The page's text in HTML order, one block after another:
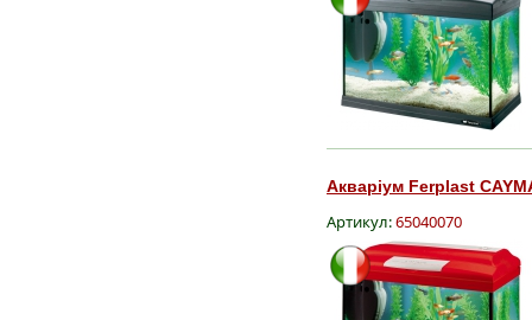
Акваріум Ferplast
Артикул:65040070